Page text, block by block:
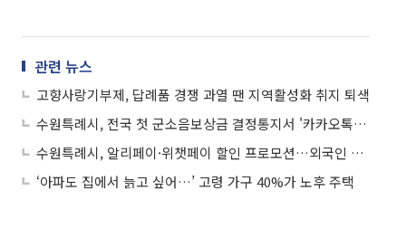
관련 뉴스
고향사랑기부제, 답례품 경쟁 과열 땐 지역활성화 취지 퇴색
수원특례시, 전국 첫 군소음보상금 결정통지서 '카카오톡 전자고지' 도입
수원특례시, 알리페이·위챗페이 할인 프로모션…외국인 관광객 결제장벽 허문다
‘아파도 집에서 늙고 싶어…’ 고령 가구 40%가 노후 주택